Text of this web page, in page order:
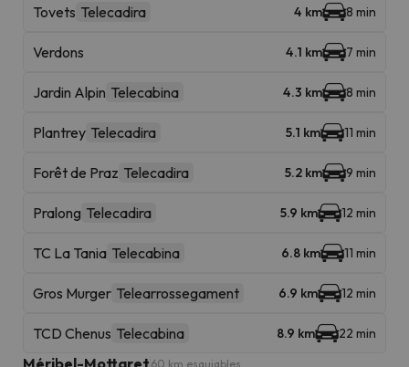
Tovets Telecadira 4 km 8 min
Verdons 4.1 km 7 min
Jardin Alpin Telecabina 4.3 km 8 min
Plantrey Telecadira 5.1 km 11 min
Forêt de Praz Telecadira 5.2 km 9 min
Pralong Telecadira 5.9 km 12 min
TC La Tania Telecabina 6.8 km 11 min
Gros Murger Telearrossegament 6.9 km 12 min
TCD Chenus Telecabina 8.9 km 22 min
Méribel-Mottaret 60 km esquiables